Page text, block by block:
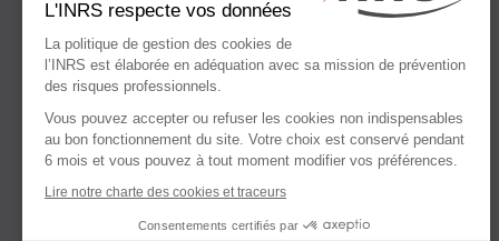
Institut national
de recherche et de sécurité
pour la prévention
des accidents du travail
et des maladies professionnelles